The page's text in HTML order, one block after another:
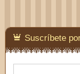
Suscríbete